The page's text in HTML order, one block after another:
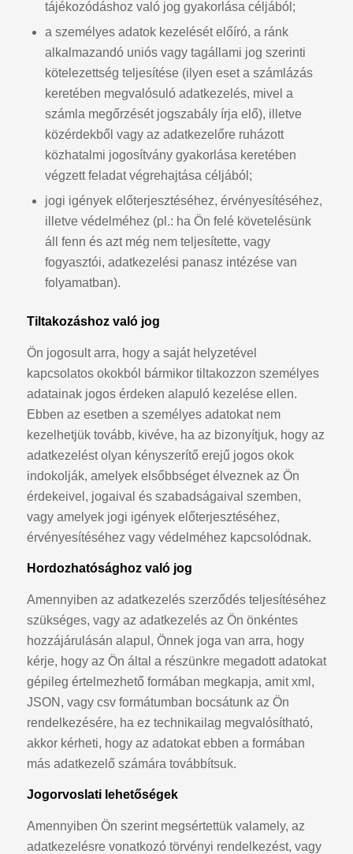
tájékozódáshoz való jog gyakorlása céljából;
a személyes adatok kezelését előíró, a ránk
alkalmazandó uniós vagy tagállami jog szerinti
kötelezettség teljesítése (ilyen eset a számlázás
keretében megvalósuló adatkezelés, mivel a
számla megőrzését jogszabály írja elő), illetve
közérdekből vagy az adatkezelőre ruházott
közhatalmi jogosítvány gyakorlása keretében
végzett feladat végrehajtása céljából;
jogi igények előterjesztéséhez, érvényesítéséhez,
illetve védelméhez (pl.: ha Ön felé követelésünk
áll fenn és azt még nem teljesítette, vagy
fogyasztói, adatkezelési panasz intézése van
folyamatban).
Tiltakozáshoz való jog
Ön jogosult arra, hogy a saját helyzetével
kapcsolatos okokból bármikor tiltakozzon személyes
adatainak jogos érdeken alapuló kezelése ellen.
Ebben az esetben a személyes adatokat nem
kezelhetjük tovább, kivéve, ha az bizonyítjuk, hogy az
adatkezelést olyan kényszerítő erejű jogos okok
indokolják, amelyek elsőbbséget élveznek az Ön
érdekeivel, jogaival és szabadságaival szemben,
vagy amelyek jogi igények előterjesztéséhez,
érvényesítéséhez vagy védelméhez kapcsolódnak.
Hordozhatósághoz való jog
Amennyiben az adatkezelés szerződés teljesítéséhez
szükséges, vagy az adatkezelés az Ön önkéntes
hozzájárulásán alapul, Önnek joga van arra, hogy
kérje, hogy az Ön által a részünkre megadott adatokat
gépileg értelmezhető formában megkapja, amit xml,
JSON, vagy csv formátumban bocsátunk az Ön
rendelkezésére, ha ez technikailag megvalósítható,
akkor kérheti, hogy az adatokat ebben a formában
más adatkezelő számára továbbítsuk.
Jogorvoslati lehetőségek
Amennyiben Ön szerint megsértettük valamely, az
adatkezelésre vonatkozó törvényi rendelkezést, vagy